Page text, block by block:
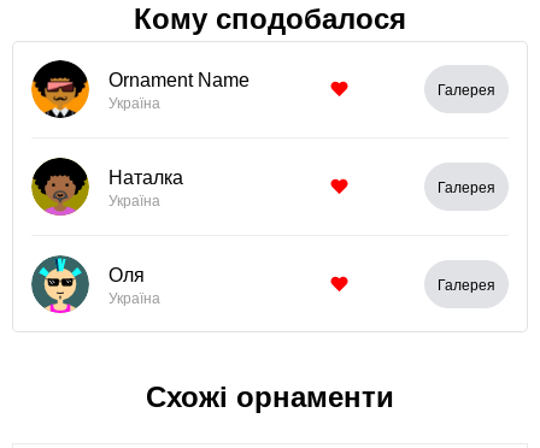
Кому сподобалося
Ornament Name
Україна
Галерея
Наталка
Україна
Галерея
Оля
Україна
Галерея
Схожі орнаменти